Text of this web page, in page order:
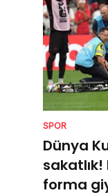
SPOR
Dünya
sakatlık!
forma